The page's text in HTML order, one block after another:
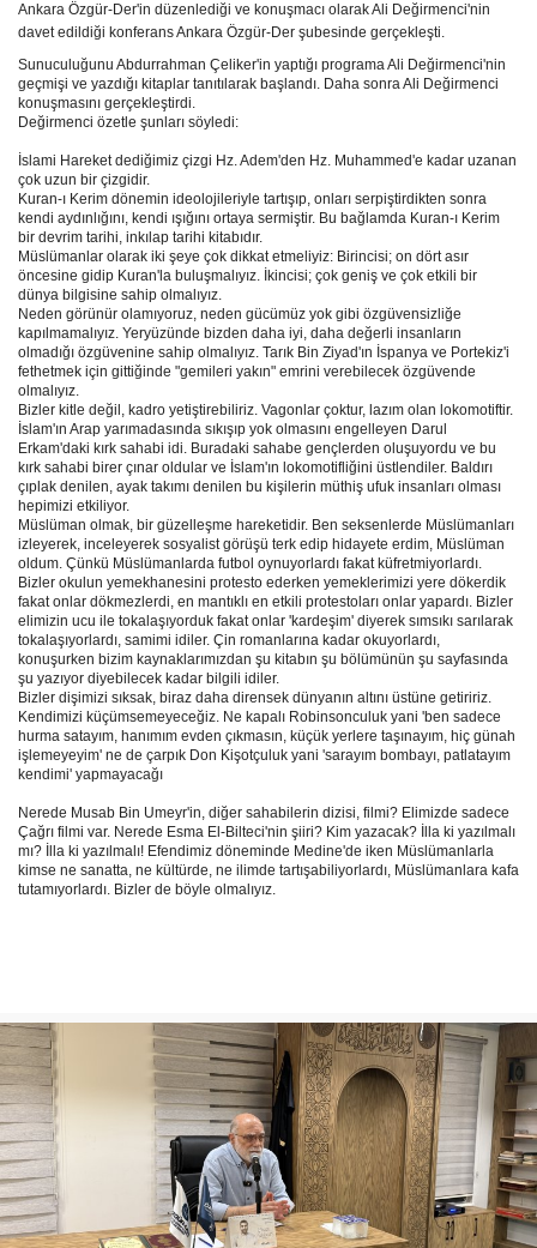
Ankara Özgür-Der'in düzenlediği ve konuşmacı olarak Ali Değirmenci'nin
davet edildiği konferans Ankara Özgür-Der şubesinde gerçekleşti.
Sunuculuğunu Abdurrahman Çeliker'in yaptığı programa Ali Değirmenci'nin
geçmişi ve yazdığı kitaplar tanıtılarak başlandı. Daha sonra Ali Değirmenci
konuşmasını gerçekleştirdi.
Değirmenci özetle şunları söyledi:
İslami Hareket dediğimiz çizgi Hz. Adem'den Hz. Muhammed'e kadar uzanan
çok uzun bir çizgidir.
Kuran-ı Kerim dönemin ideolojileriyle tartışıp, onları serpiştirdikten sonra
kendi aydınlığını, kendi ışığını ortaya sermiştir. Bu bağlamda Kuran-ı Kerim
bir devrim tarihi, inkılap tarihi kitabıdır.
Müslümanlar olarak iki şeye çok dikkat etmeliyiz: Birincisi; on dört asır
öncesine gidip Kuran'la buluşmalıyız. İkincisi; çok geniş ve çok etkili bir
dünya bilgisine sahip olmalıyız.
Neden görünür olamıyoruz, neden gücümüz yok gibi özgüvensizliğe
kapılmamalıyız. Yeryüzünde bizden daha iyi, daha değerli insanların
olmadığı özgüvenine sahip olmalıyız. Tarık Bin Ziyad'ın İspanya ve Portekiz'i
fethetmek için gittiğinde "gemileri yakın" emrini verebilecek özgüvende
olmalıyız.
Bizler kitle değil, kadro yetiştirebiliriz. Vagonlar çoktur, lazım olan lokomotiftir.
İslam'ın Arap yarımadasında sıkışıp yok olmasını engelleyen Darul
Erkam'daki kırk sahabi idi. Buradaki sahabe gençlerden oluşuyordu ve bu
kırk sahabi birer çınar oldular ve İslam'ın lokomotifliğini üstlendiler. Baldırı
çıplak denilen, ayak takımı denilen bu kişilerin müthiş ufuk insanları olması
hepimizi etkiliyor.
Müslüman olmak, bir güzelleşme hareketidir. Ben seksenlerde Müslümanları
izleyerek, inceleyerek sosyalist görüşü terk edip hidayete erdim, Müslüman
oldum. Çünkü Müslümanlarda futbol oynuyorlardı fakat küfretmiyorlardı.
Bizler okulun yemekhanesini protesto ederken yemeklerimizi yere dökerdik
fakat onlar dökmezlerdi, en mantıklı en etkili protestoları onlar yapardı. Bizler
elimizin ucu ile tokalaşıyorduk fakat onlar 'kardeşim' diyerek sımsıkı sarılarak
tokalaşıyorlardı, samimi idiler. Çin romanlarına kadar okuyorlardı,
konuşurken bizim kaynaklarımızdan şu kitabın şu bölümünün şu sayfasında
şu yazıyor diyebilecek kadar bilgili idiler.
Bizler dişimizi sıksak, biraz daha dirensek dünyanın altını üstüne getiririz.
Kendimizi küçümsemeyeceğiz. Ne kapalı Robinsonculuk yani 'ben sadece
hurma satayım, hanımım evden çıkmasın, küçük yerlere taşınayım, hiç günah
işlemeyeyim' ne de çarpık Don Kişotçuluk yani 'sarayım bombayı, patlatayım
kendimi' yapmayacağı
Nerede Musab Bin Umeyr'in, diğer sahabilerin dizisi, filmi? Elimizde sadece
Çağrı filmi var. Nerede Esma El-Bilteci'nin şiiri? Kim yazacak? İlla ki yazılmalı
mı? İlla ki yazılmalı! Efendimiz döneminde Medine'de iken Müslümanlarla
kimse ne sanatta, ne kültürde, ne ilimde tartışabiliyorlardı, Müslümanlara kafa
tutamıyorlardı. Bizler de böyle olmalıyız.